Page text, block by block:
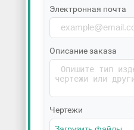
Электронная почта
Описание заказа
Чертежи